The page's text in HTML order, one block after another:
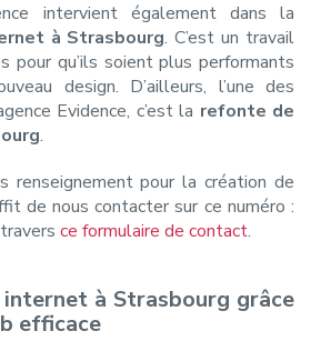
intervient également dans la
à Strasbourg. C’est un travail
pour qu’ils soient plus performants
design. D’ailleurs, l’une des
Evidence, c’est la refonte de
.
renseignement pour la création de
de nous contacter sur ce numéro :
ce formulaire de contact.
à Strasbourg grâce
efficace